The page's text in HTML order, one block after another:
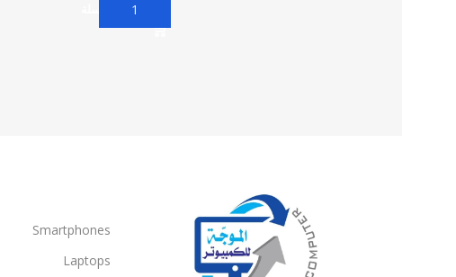
إضافة إلى السلة
Smartphones
Laptops